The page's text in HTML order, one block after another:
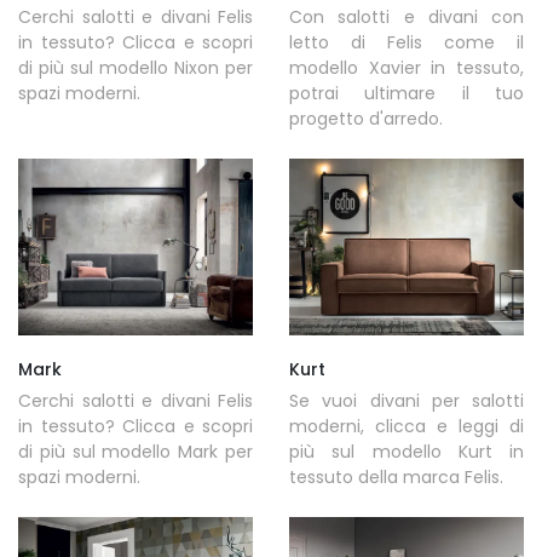
Cerchi salotti e divani Felis
in tessuto? Clicca e scopri
di più sul modello Nixon per
spazi moderni.
Con salotti e divani con
letto di Felis come il
modello Xavier in tessuto,
potrai ultimare il tuo
progetto d'arredo.
Mark
Cerchi salotti e divani Felis
in tessuto? Clicca e scopri
di più sul modello Mark per
spazi moderni.
Kurt
Se vuoi divani per salotti
moderni, clicca e leggi di
più sul modello Kurt in
tessuto della marca Felis.